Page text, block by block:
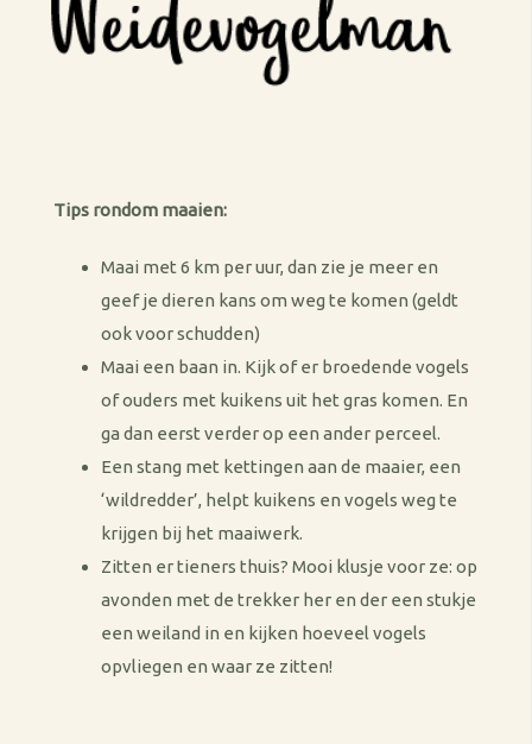
Tips rondom maaien:
Maai met 6 km per uur, dan zie je meer en
geef je dieren kans om weg te komen (geldt
ook voor schudden)
Maai een baan in. Kijk of er broedende vogels
of ouders met kuikens uit het gras komen. En
ga dan eerst verder op een ander perceel.
Een stang met kettingen aan de maaier, een
‘wildredder’, helpt kuikens en vogels weg te
krijgen bij het maaiwerk.
Zitten er tieners thuis? Mooi klusje voor ze: op
avonden met de trekker her en der een stukje
een weiland in en kijken hoeveel vogels
opvliegen en waar ze zitten!